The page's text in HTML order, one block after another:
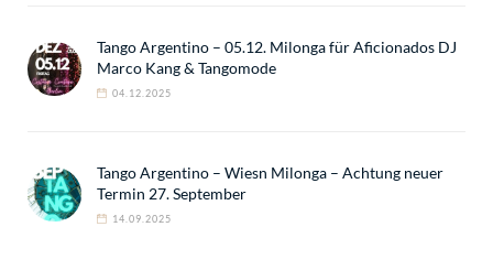
Tango Argentino – 05.12. Milonga für Aficionados DJ
Marco Kang & Tangomode
04.12.2025
Tango Argentino – Wiesn Milonga – Achtung neuer
Termin 27. September
14.09.2025